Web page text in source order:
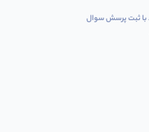
با ثبت پرسش سوال